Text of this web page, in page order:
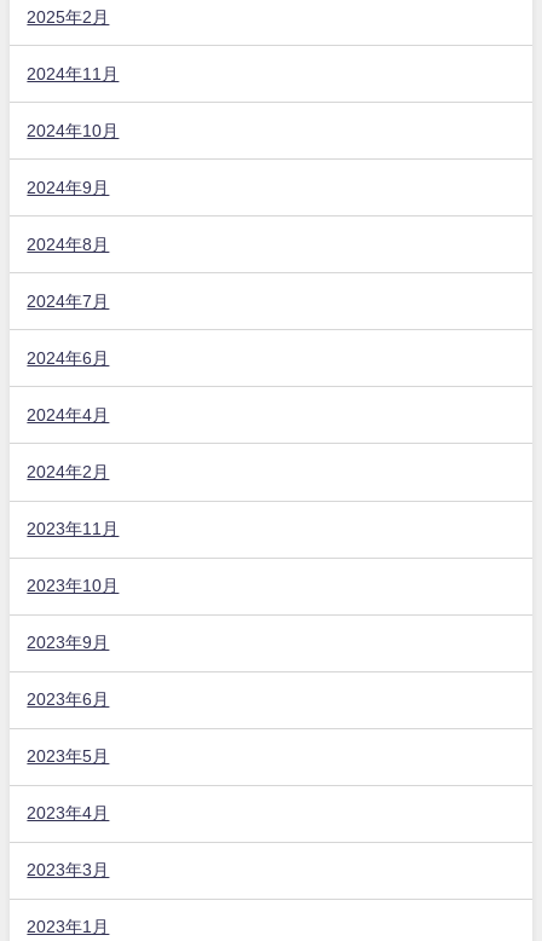
2025年2月
2024年11月
2024年10月
2024年9月
2024年8月
2024年7月
2024年6月
2024年4月
2024年2月
2023年11月
2023年10月
2023年9月
2023年6月
2023年5月
2023年4月
2023年3月
2023年1月